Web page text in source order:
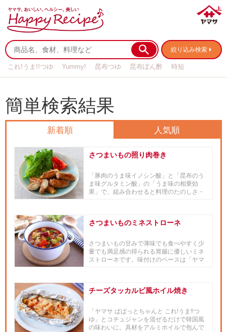
絞り込み検索
これ!うま!!つゆ Yummy! 昆布つゆ 昆布ぽん酢
時短
簡単検索結果
新着順 人気順
さつまいもの照り肉巻き
「豚肉のうま味イノシン酸」と「昆布のう
ま味グルタミン酸」の「うま味の相乗効
果」で、組み合わせると料理のたのしさ・
さつまいものミネストローネ
さつまいもの甘みで薄味でも食べやすく少
量でも満足感の得られる胃腸に優しいミネ
ストローネです。味付けのベースは「ヤマ
チーズタッカルビ風ホイル焼き
「ヤマサ ぱぱっとちゃんと これ!うま!!つ
ゆ」とコチュジャンを混ぜるだけで韓国風
の味わいに。具材をアルミホイルで包んで